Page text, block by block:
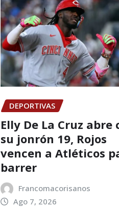
DEPORTIVAS
Elly De La Cruz abre
su jonrón 19, Rojos
vencen a Atléticos
barrer
Francomacorisanos
Ago 7, 2026